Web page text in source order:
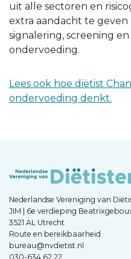
uit alle sectoren en
extra aandacht te
signalering, screening
ondervoeding.
Lees ook hoe diëtist
ondervoeding denkt.
Nederlandse Vereniging van
JIM | 6e verdieping
3521 AL Utrecht
Route en bereikbaarheid
bureau@nvdietist.nl
030-634 62 22